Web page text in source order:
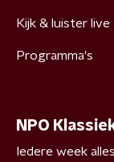
Kijk & luister live
Programma's
NPO
Iedere week